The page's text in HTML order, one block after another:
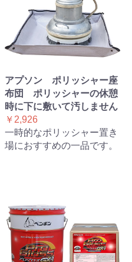
アプソン ポリッシャー座
布団 ポリッシャーの休憩
時に下に敷いて汚しません
￥2,926
一時的なポリッシャー置き
場におすすめの一品です。